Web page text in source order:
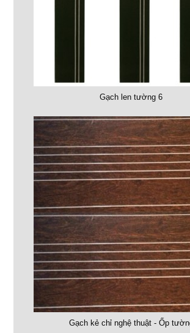
Gạch len tường 6
Gạch kẻ chỉ nghệ thuật - Ốp